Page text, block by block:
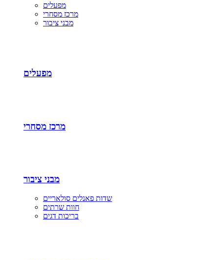
מפעלים
מרכז מסחרי
מבני ציבור
מפעלים
מרכז מסחרי
מבני ציבור
שדות פאנלים סולאריים
חוות שרתים
בריכות דגים